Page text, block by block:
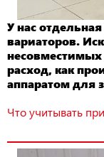
У нас
вариаторов.
расход, как
аппаратом для
Что учитывать